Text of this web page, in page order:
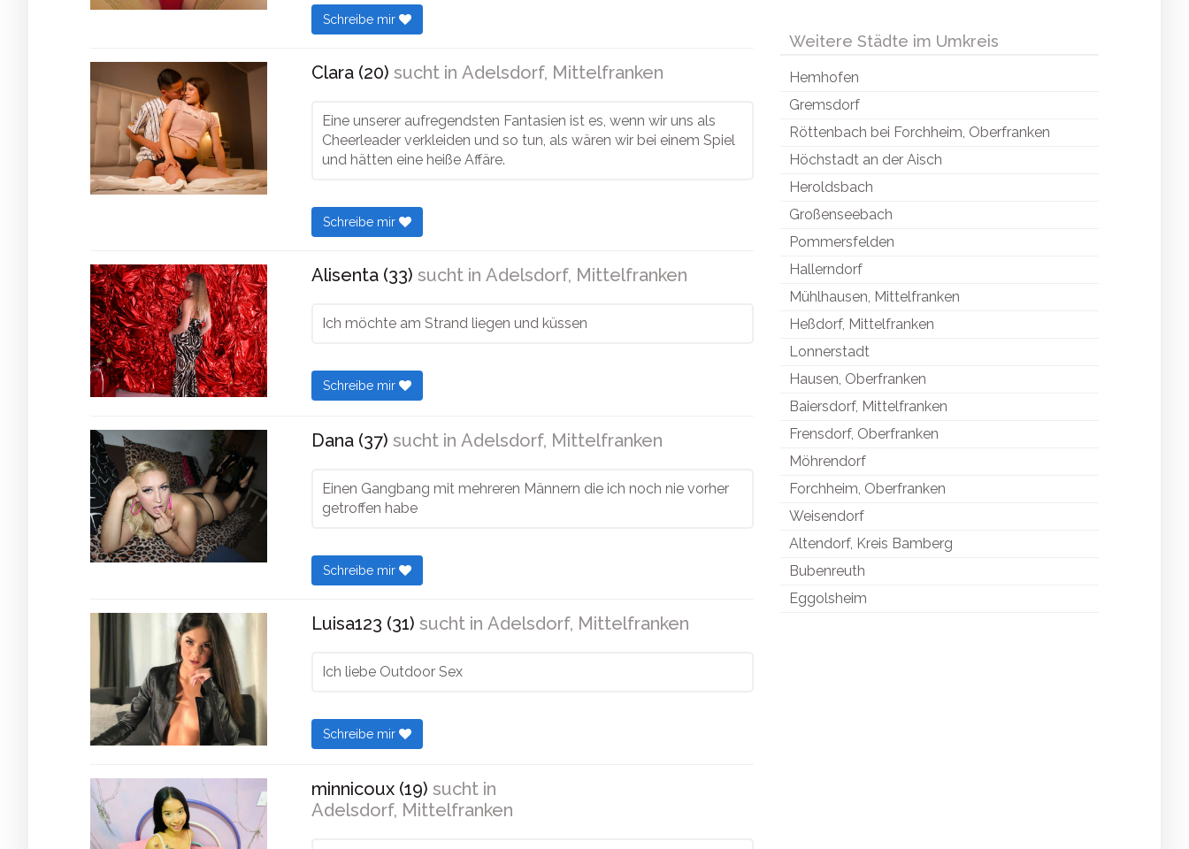
Schreibe mir
Clara (20) sucht in Adelsdorf, Mittelfranken
Eine unserer aufregendsten Fantasien ist es, wenn wir uns als
Cheerleader verkleiden und so tun, als wären wir bei einem Spiel
und hätten eine heiße Affäre.
Schreibe mir
Alisenta (33) sucht in Adelsdorf, Mittelfranken
Ich möchte am Strand liegen und küssen
Schreibe mir
Dana (37) sucht in Adelsdorf, Mittelfranken
Einen Gangbang mit mehreren Männern die ich noch nie vorher
getroffen habe
Schreibe mir
Luisa123 (31) sucht in Adelsdorf, Mittelfranken
Ich liebe Outdoor Sex
Schreibe mir
minnicoux (19) sucht in
Adelsdorf, Mittelfranken
Weitere Städte im Umkreis
Hemhofen
Gremsdorf
Röttenbach bei Forchheim, Oberfranken
Höchstadt an der Aisch
Heroldsbach
Großenseebach
Pommersfelden
Hallerndorf
Mühlhausen, Mittelfranken
Heßdorf, Mittelfranken
Lonnerstadt
Hausen, Oberfranken
Baiersdorf, Mittelfranken
Frensdorf, Oberfranken
Möhrendorf
Forchheim, Oberfranken
Weisendorf
Altendorf, Kreis Bamberg
Bubenreuth
Eggolsheim